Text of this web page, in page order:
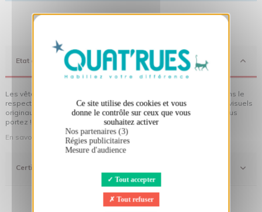
Ce site utilise des cookies et vous
donne le contrôle sur ceux que vous
souhaitez activer
Nos partenaires (3)
Régies publicitaires
Mesure d'audience
Tout accepter
Tout refuser
Etat d'Esprit
Les vêtements Quat'rues sont en coton biologique, fabriqués dans le
respect de l'homme et de son environnement... sans oublier des visuels
originaux qui donnent encore plus de sens aux vêtements que vous
portez !
En savoir plus sur notre démarche
Certifications